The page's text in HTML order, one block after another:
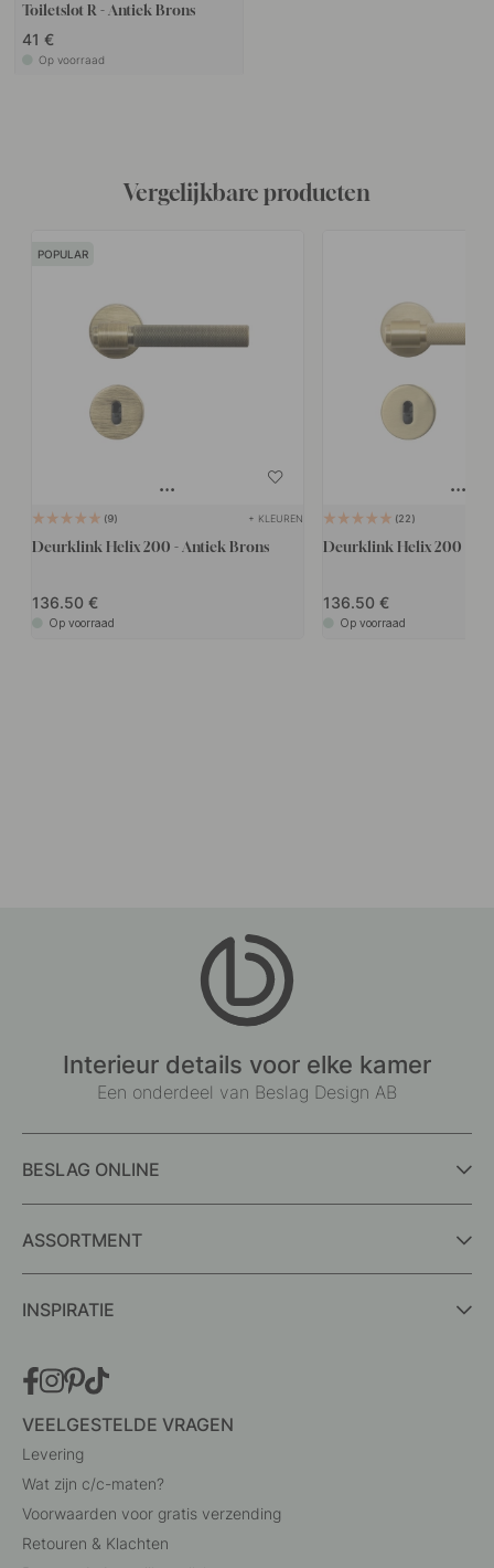
Toiletslot R - Antiek Brons
41 €
Op voorraad
Vergelijkbare producten
POPULAR
9 + KLEUREN
Deurklink Helix 200 - Antiek Brons
136.50
Op voorraad
22
Deurklink Helix 200 -
136.50
Op voorraad
Interieur details voor elke kamer
Een onderdeel van Beslag Design AB
BESLAG ONLINE
ASSORTMENT
INSPIRATIE
VEELGESTELDE VRAGEN
Levering
Wat zijn c/c-maten?
Voorwaarden voor gratis verzending
Retouren & Klachten